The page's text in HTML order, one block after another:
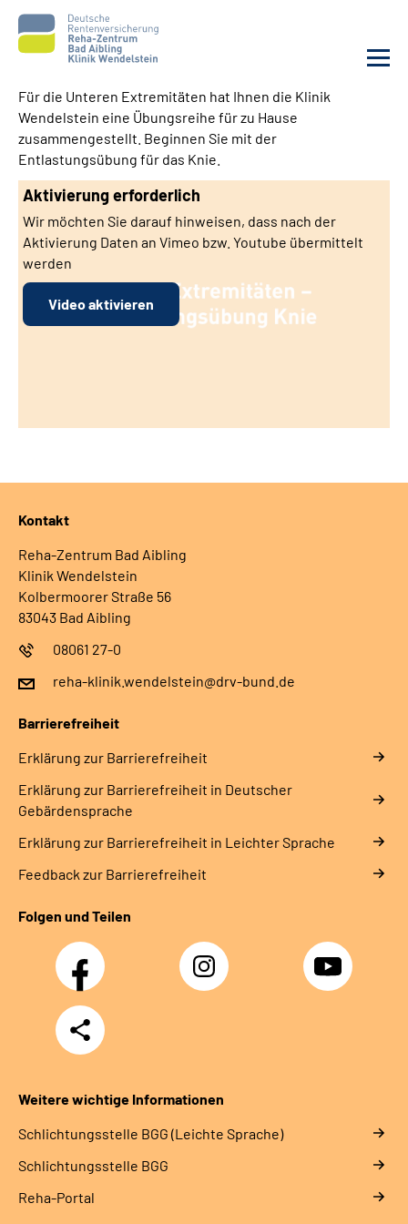
Unsere Klinik
Unsere Angebote
Service
Karriere
Sozialdienste & Zuweisende
Für die Unteren Extremitäten hat Ihnen die Klinik
Wendelstein eine Übungsreihe für zu Hause
zusammengestellt. Beginnen Sie mit der
Entlastungsübung für das Knie.
Aktivierung erforderlich
Wir möchten Sie darauf hinweisen, dass nach der
Aktivierung Daten an Vimeo bzw. Youtube übermittelt
werden
Video aktivieren
Kontakt
Reha-Zentrum Bad Aibling
Klinik Wendelstein
Kolbermoorer Straße 56
83043 Bad Aibling
08061 27-0
reha-klinik.wendelstein@drv-bund.de
Barrierefreiheit
Erklärung zur Barrierefreiheit
Erklärung zur Barrierefreiheit in Deutscher
Gebärdensprache
Erklärung zur Barrierefreiheit in Leichter Sprache
Feedback zur Barrierefreiheit
Folgen und Teilen
Facebook Instagram YouTube
Teilen
Weitere wichtige Informationen
Schlich­tungs­stel­le BGG (Leichte Sprache)
Schlich­tungs­stel­le BGG
Reha-Portal